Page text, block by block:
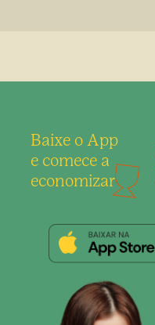
Baixe o App
e comece a
economizar